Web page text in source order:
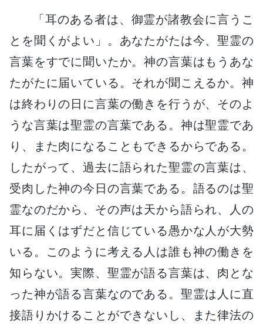
「耳のある者は、御霊が諸教会に言うこ
とを聞くがよい」。あなたがたは今、聖霊の
言葉をすでに聞いたか。神の言葉はもうあな
たがたに届いている。それが聞こえるか。神
は終わりの日に言葉の働きを行うが、そのよ
うな言葉は聖霊の言葉である。神は聖霊であ
り、また肉になることもできるからである。
したがって、過去に語られた聖霊の言葉は、
受肉した神の今日の言葉である。語るのは聖
霊なのだから、その声は天から語られ、人の
耳に届くはずだと信じている愚かな人が大勢
いる。このように考える人は誰も神の働きを
知らない。実際、聖霊が語る言葉は、肉とな
った神が語る言葉なのである。聖霊は人に直
接語りかけることができないし、また律法の